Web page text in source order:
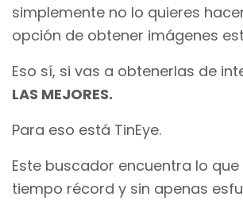
simplemente no lo quieres
opción de obtener imágenes
Eso sí, si vas a obtenerlas de
LAS MEJORES.
Para eso está TinEye.
Este buscador encuentra lo
tiempo récord y sin apenas